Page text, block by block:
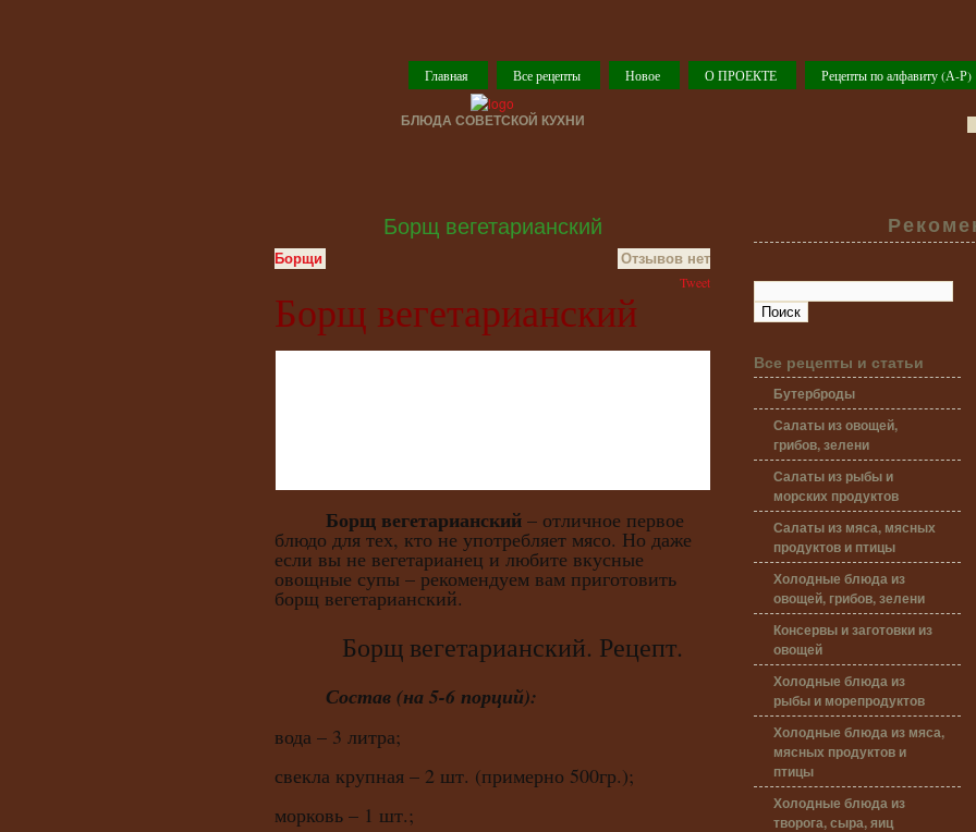
Главная Все рецепты Новое О ПРОЕКТЕ Рецепты по алфавиту (А-Р)
БЛЮДА СОВЕТСКОЙ КУХНИ
Борщ вегетарианский
Борщи Отзывов нет
Tweet
Борщ вегетарианский
Борщ вегетарианский – отличное первое
блюдо для тех, кто не употребляет мясо. Но даже
если вы не вегетарианец и любите вкусные
овощные супы – рекомендуем вам приготовить
борщ вегетарианский.
Борщ вегетарианский. Рецепт.
Состав (на 5-6 порций):
вода – 3 литра;
свекла крупная – 2 шт. (примерно 500гр.);
морковь – 1 шт.;
Все рецепты и статьи
Бутерброды
Салаты из овощей,
грибов, зелени
Салаты из рыбы и
морских продуктов
Салаты из мяса, мясных
продуктов и птицы
Холодные блюда из
овощей, грибов, зелени
Консервы и заготовки из
овощей
Холодные блюда из
рыбы и морепродуктов
Холодные блюда из мяса,
мясных продуктов и
птицы
Холодные блюда из
творога, сыра, яиц